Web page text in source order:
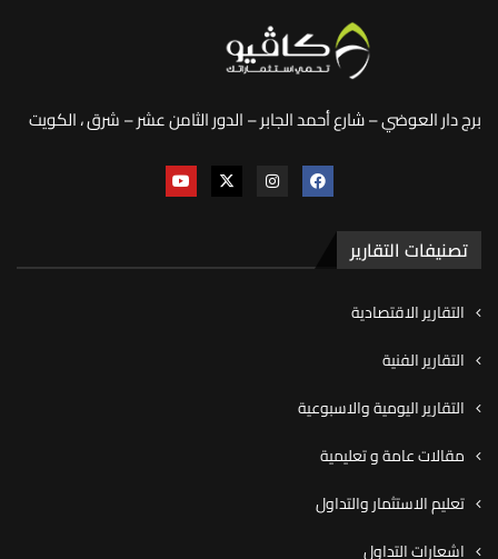
برج دار العوضي – شارع أحمد الجابر – الدور الثامن عشر – شرق ، الكويت
تصنيفات التقارير
التقارير الاقتصادية
التقارير الفنية
التقارير اليومية والاسبوعية
مقالات عامة و تعليمية
تعليم الاستثمار والتداول
اشعارات التداول